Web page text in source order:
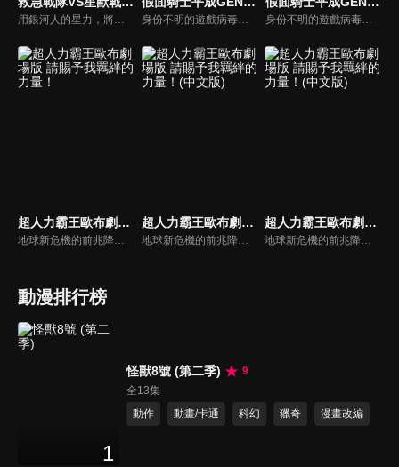
身份不明的遊戲病毒生命體「Pac-Man」來襲，人類將陷入前所未聞的危機。以恐怖的趨勢擴大感染中，天空寺尊（假面騎士Ghost）也因為感染上這種病毒，失去了變身的能力。另一方面寶生永夢（假面騎士Ex-Aid）追查敵人的真面目及感染源，但那正左右他自身的命運的「重大的真實」有著連繫關係。 身份不明的遊戲病毒生命體「Pac-Man」來襲，人類將陷入前所未聞的危機。以恐怖的趨勢擴大感染中，天空寺尊（假面騎士Ghost）也因為感染上這種病毒，失去了變身的能力。另一方面寶生永夢（假面騎士Ex-Aid）追查敵人的真面目及感染源，但那正左右他自身的命運的「重大的真實」有著連繫關係。
超人力霸王歐布劇場版 請賜予我羈絆的力量！ 超人力霸王歐布劇場版 請賜予我羈絆的力量！(中文版)
地球新危機的前兆降臨！黑暗圓環能夠尋找宇宙中擁有邪惡之心的人， 擁有放大持有者內心黑暗的能力。準備用它將一切美麗的事物都做為寶石收藏的宇宙魔女穆魯娜奧， 已把超人力霸王銀河和勝利都變成寶石收藏了！在她將目標轉像地球時，似乎有什麼企圖的賈古拉暗中開始活動…
超人力霸王歐布劇場版 請賜予我羈絆的力量！(中文版)
動漫排行榜
1
怪獸8號 (第二季)
9
全13集
動作
動畫/卡通 科幻 獵奇 漫畫改編